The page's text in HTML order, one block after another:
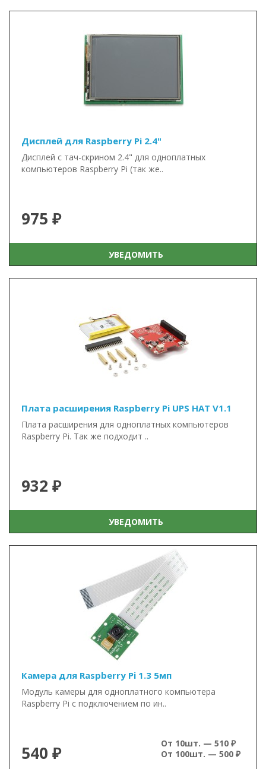
Дисплей для Raspberry Pi 2.4"
Дисплей c тач-скрином 2.4" для одноплатных
компьютеров Raspberry Pi (так же..
975 ₽
УВЕДОМИТЬ
Плата расширения Raspberry Pi UPS HAT V1.1
Плата расширения для одноплатных компьютеров
Raspberry Pi. Так же подходит ..
932 ₽
УВЕДОМИТЬ
Камера для Raspberry Pi 1.3 5мп
Модуль камеры для одноплатного компьютера
Raspberry Pi с подключением по ин..
540 ₽
От 10шт. — 510 ₽
От 100шт. — 500 ₽